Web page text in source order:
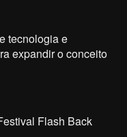
tecnologia e
expandir o conceito
Flash Back